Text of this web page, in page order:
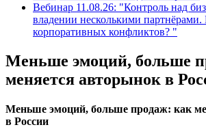
Вебинар 11.08.26: "Контроль над
владении несколькими партнёрами.
корпоративных конфликтов? "
Меньше эмоций, больше
меняется авторынок в
Меньше эмоций, больше продаж: как
в России